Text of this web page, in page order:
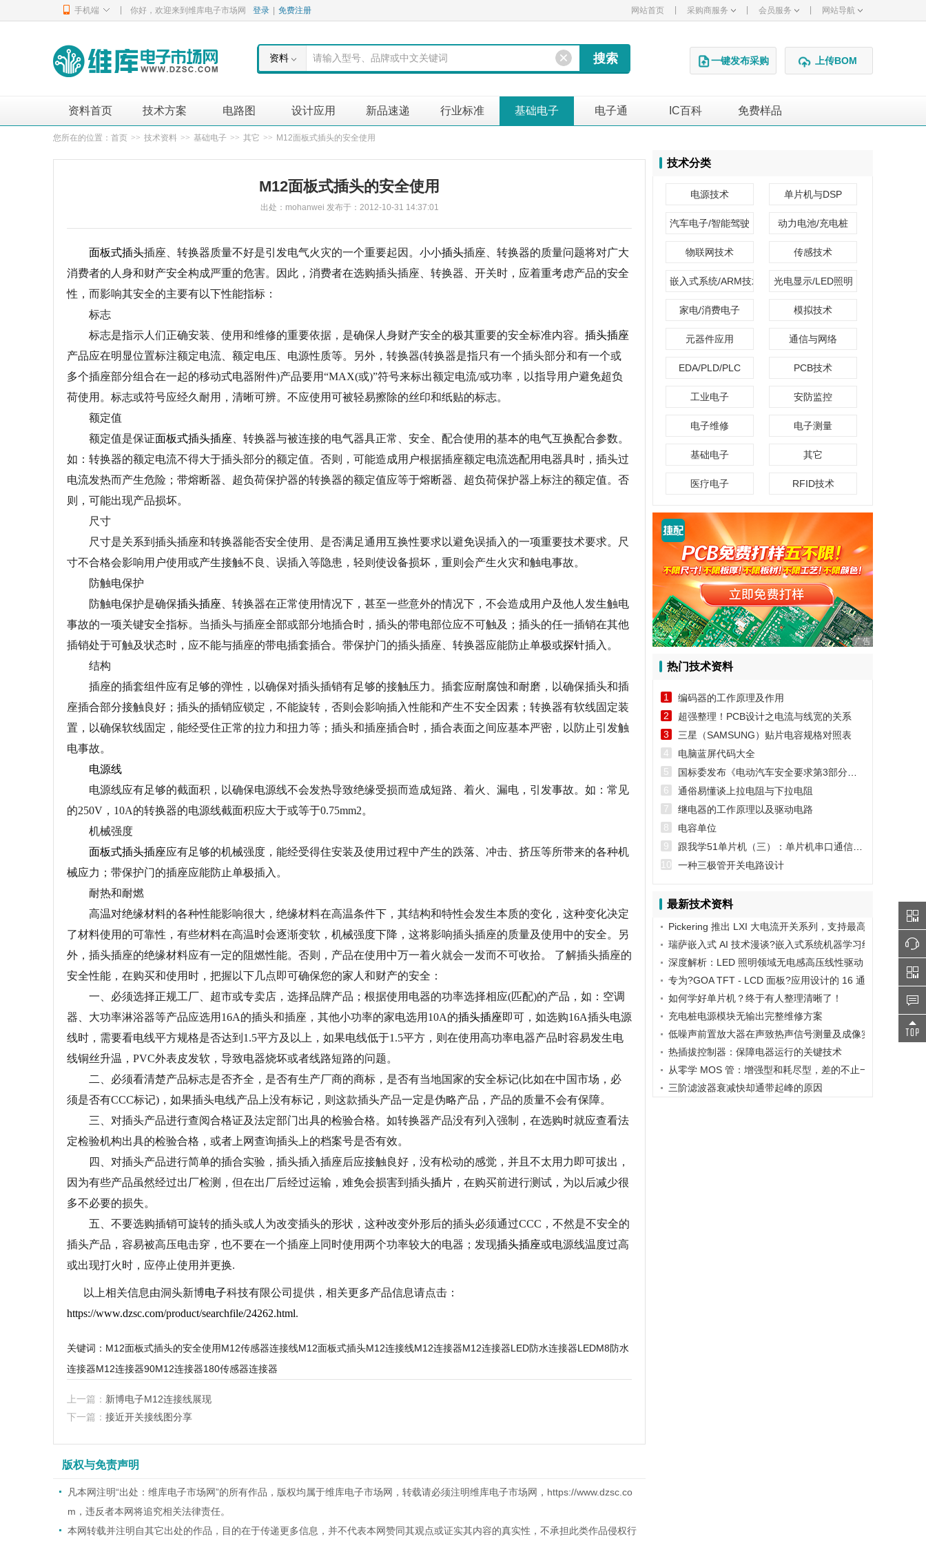
手机端 你好，欢迎来到维库电子市场网 登录 免费注册 网站首页 采购商服务 会员服务 网站导航
资料 一键发布采购 上传BOM
资料首页 技术方案 电路图 设计应用 新品速递 行业标准 基础电子 电子通 IC百科 免费样品
您所在的位置： 首页 >> 技术资料 >> 基础电子 >> 其它 >> M12面板式插头的安全使用
M12面板式插头的安全使用
出处：mohanwei 发布于：2012-10-31 14:37:01
面板式插头插座、转换器质量不好是引发电气火灾的一个重要起因。小小插头插座、转换器的质量问题将对广大
消费者的人身和财产安全构成严重的危害。因此，消费者在选购插头插座、转换器、开关时，应着重考虑产品的安全
性，而影响其安全的主要有以下性能指标：
标志
标志是指示人们正确安装、使用和维修的重要依据，是确保人身财产安全的极其重要的安全标准内容。 插头插座
产品应在明显位置标注额定电流、额定电压、电源性质等。另外，转换器(转换器是指只有一个插头部分和有一个或
多个插座部分组合在一起的移动式电器附件)产品要用“MAX(或)”符号来标出额定电流/或功率，以指导用户避免超负
荷使用。标志或符号应经久耐用，清晰可辨。不应使用可被轻易擦除的丝印和纸贴的标志。
额定值
额定值是保证面板式插头插座 、转换器与被连接的电气器具正常、安全、配合使用的基本的电气互换配合参数。
如：转换器的额定电流不得大于插头部分的额定值。否则，可能造成用户根据插座额定电流选配用电器具时，插头过
电流发热而产生危险；带熔断器、超负荷保护器的转换器的额定值应等于熔断器、超负荷保护器上标注的额定值。否
则，可能出现产品损坏。
尺寸
尺寸是关系到插头插座和转换器能否安全使用、是否满足通用互换性要求以避免误插入的一项重要技术要求。尺
寸不合格会影响用户使用或产生接触不良、误插入等隐患，轻则使设备损坏，重则会产生火灾和触电事故。
防触电保护
防触电保护是确保插头插座 、转换器在正常使用情况下，甚至一些意外的情况下，不会造成用户及他人发生触电
事故的一项关键安全指标。当插头与插座全部或部分地插合时，插头的带电部位应不可触及；插头的任一插销在其他
插销处于可触及状态时，应不能与插座的带电插套插合。带保护门的插头插座、转换器应能防止单极或探针插入。
结构
插座的插套组件应有足够的弹性，以确保对插头插销有足够的接触压力。插套应耐腐蚀和耐磨，以确保插头和插
座插合部分接触良好；插头的插销应锁定，不能旋转，否则会影响插入性能和产生不安全因素；转换器有软线固定装
置，以确保软线固定，能经受住正常的拉力和扭力等；插头和插座插合时，插合表面之间应基本严密，以防止引发触
电事故。
电源线
电源线应有足够的截面积，以确保电源线不会发热导致绝缘受损而造成短路、着火、漏电，引发事故。如：常见
的250V，10A的转换器的电源线截面积应大于或等于0.75mm2。
机械强度
面板式插头插座应有足够的机械强度，能经受得住安装及使用过程中产生的跌落、冲击、挤压等所带来的各种机
械应力；带保护门的插座应能防止单极插入。
耐热和耐燃
高温对绝缘材料的各种性能影响很大，绝缘材料在高温条件下，其结构和特性会发生本质的变化，这种变化决定
了材料使用的可靠性，有些材料在高温时会逐渐变软，机械强度下降，这将影响插头插座的质量及使用中的安全。另
外，插头插座的绝缘材料应有一定的阻燃性能。否则，产品在使用中万一着火就会一发而不可收拾。 了解插头插座的
安全性能，在购买和使用时，把握以下几点即可确保您的家人和财产的安全：
一、必须选择正规工厂、超市或专卖店，选择品牌产品；根据使用电器的功率选择相应(匹配)的产品，如：空调
器、大功率淋浴器等产品应选用16A的插头和插座，其他小功率的家电选用10A的插头插座即可，如选购16A插头电源
线时，需要看电线平方规格是否达到1.5平方及以上，如果电线低于1.5平方，则在使用高功率电器产品时容易发生电
线铜丝升温，PVC外表皮发软，导致电器烧坏或者线路短路的问题。
二、必须看清楚产品标志是否齐全，是否有生产厂商的商标，是否有当地国家的安全标记(比如在中国市场，必
须是否有CCC标记)，如果插头电线产品上没有标记，则这款插头产品一定是伪略产品，产品的质量不会有保障。
三、对插头产品进行查阅合格证及法定部门出具的检验合格。如转换器产品没有列入强制，在选购时就应查看法
定检验机构出具的检验合格，或者上网查询插头上的档案号是否有效。
四、对插头产品进行简单的插合实验，插头插入插座后应接触良好，没有松动的感觉，并且不太用力即可拔出，
因为有些产品虽然经过出厂检测，但在出厂后经过运输，难免会损害到插头插片 ，在购买前进行测试，为以后减少很
多不必要的损失。
五、不要选购插销可旋转的插头或人为改变插头的形状，这种改变外形后的插头必须通过CCC，不然是不安全的
插头产品，容易被高压电击穿，也不要在一个插座上同时使用两个功率较大的电器；发现插头插座或电源线温度过高
或出现打火时，应停止使用并更换.
以上相关信息由洞头新博电子科技有限公司提供，相关更多产品信息请点击：
https://www.dzsc.com/product/searchfile/24262.html.
关键词： M12面板式插头的安全使用M12传感器连接线M12面板式插头M12连接线M12连接器M12连接器LED防水连接器LEDM8防水
连接器M12连接器90M12连接器180传感器连接器
上一篇： 新博电子M12连接线展现
下一篇： 接近开关接线图分享
版权与免责声明
凡本网注明“出处：维库电子市场网”的所有作品，版权均属于维库电子市场网，转载请必须注明维库电子市场网，https://www.dzsc.co
m，违反者本网将追究相关法律责任。
本网转载并注明自其它出处的作品，目的在于传递更多信息，并不代表本网赞同其观点或证实其内容的真实性，不承担此类作品侵权行
技术分类
电源技术 单片机与DSP
汽车电子/智能驾驶 动力电池/充电桩
物联网技术 传感技术
嵌入式系统/ARM技术 光电显示/LED照明
家电/消费电子 模拟技术
元器件应用 通信与网络
EDA/PLD/PLC PCB技术
工业电子 安防监控
电子维修 电子测量
基础电子 其它
医疗电子 RFID技术
广告
热门技术资料
编码器的工作原理及作用
1
超强整理！PCB设计之电流与线宽的关系
2
三星（SAMSUNG）贴片电容规格对照表
3
电脑蓝屏代码大全
4
5
通俗易懂谈上拉电阻与下拉电阻
6
继电器的工作原理以及驱动电路
7
电容单位
8
9
一种三极管开关电路设计
10
最新技术资料
Pickering 推出 LXI 大电流开关系列，支持最高 80A、300V
瑞萨嵌入式 AI 技术漫谈?嵌入式系统机器学习终极指南
深度解析：LED 照明领域无电感高压线性驱动 IC - WD10 -
专为?GOA TFT - LCD 面板?应用设计的 16 通道高压电平
如何学好单片机？终于有人整理清晰了！
充电桩电源模块无输出完整维修方案
低噪声前置放大器在声致热声信号测量及成像实验研究中的
热插拔控制器：保障电器运行的关键技术
从零学 MOS 管：增强型和耗尽型，差的不止一点点
三阶滤波器衰减快却通带起峰的原因